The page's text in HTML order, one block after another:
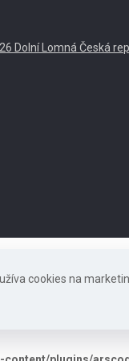
Dolní Lomná Česká
cookies na